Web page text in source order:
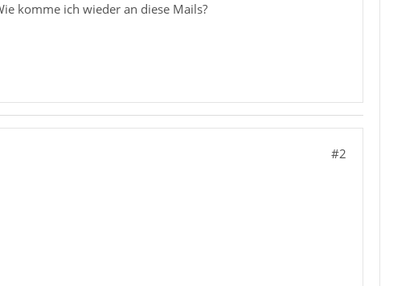
komme ich wieder an diese Mails?
#2